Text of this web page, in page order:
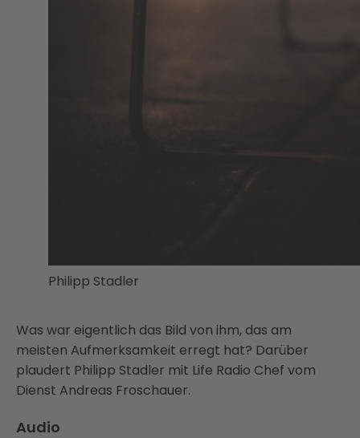
Philipp Stadler
Was war eigentlich das Bild von ihm, das am
meisten Aufmerksamkeit erregt hat? Darüber
plaudert Philipp Stadler mit Life Radio Chef vom
Dienst Andreas Froschauer.
Audio